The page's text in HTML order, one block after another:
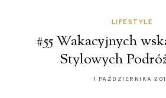
LIFESTYLE
#55 Wakacyjnych
Stylowych
1 PAŹDZIERNIKA